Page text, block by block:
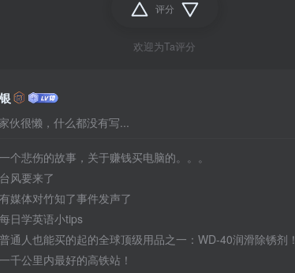
评分
欢迎为Ta评分
伙很懒，什么都没有写...
一个悲伤的故事，关于赚钱买电脑的。。。
台风要来了
有媒体对竹知了事件发声了
每日学英语小tips
普通人也能买的起的全球顶级用品之一：WD-40润滑除锈剂！
一千公里内最好的高铁站！